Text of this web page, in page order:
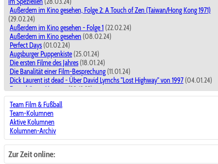
Außerdem im Kino gesehen, Folge 2: A Touch of Zen (Taiwan/Hong Kong 1971)
(29.02.24)
Außerdem im Kino gesehen - Folge 1 (22.02.24)
Außerdem im Kino gesehen (08.02.24)
Perfect Days (01.02.24)
Augsburger Puppenkiste (25.01.24)
Die ersten Filme des Jahres (18.01.24)
Die Banalität einer Film-Besprechung (11.01.24)
Dick Laurent ist dead - Über David Lymchs "Lost Highway" von 1997 (04.01.24)
Der schönste Moment(28.12.23)
Dick Laurent ist dead - Über David Lymchs "Lost Highway" von 1997(28.12.23)
Filme miteinander vergleichen ?
The Marvels(14.12.23)
Kino macht der Leben schöner!
Nun, ja.(23.11.23)
Wie heißen die Fußballschuhe von Jesus?(16.11.23)
Achtung Baustelle! - In eigener Sache
Keine goldenen Jahre: Moonlight ...und Die Theorie von allem
Team Film & Fußball
Team-Kolumnen
Aktive Kolumnen
Kolumnen-Archiv
Zur Zeit online: